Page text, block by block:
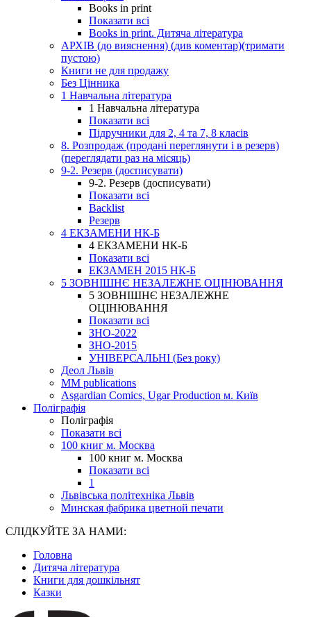
Books in print
Показати всі
Books in print. Дитяча література
АРХІВ (до вияснення) (див коментар)(тримати
пустою)
Книги не для продажу
Без Цінника
1 Навчальна література
1 Навчальна література
Показати всі
Підручники для 2, 4 та 7, 8 класів
8. Розпродаж (продані переглянути і в резерв)
(переглядати раз на місяць)
9-2. Резерв (досписувати)
9-2. Резерв (досписувати)
Показати всі
Backlist
Резерв
4 ЕКЗАМЕНИ НК-Б
4 ЕКЗАМЕНИ НК-Б
Показати всі
ЕКЗАМЕН 2015 НК-Б
5 ЗОВНІШНЄ НЕЗАЛЕЖНЕ ОЦІНЮВАННЯ
5 ЗОВНІШНЄ НЕЗАЛЕЖНЕ
ОЦІНЮВАННЯ
Показати всі
ЗНО-2022
ЗНО-2015
УНІВЕРСАЛЬНІ (Без року)
Деол Львів
MM publications
Asgardian Comics, Ugar Production м. Київ
Поліграфія
Поліграфія
Показати всі
100 книг м. Москва
100 книг м. Москва
Показати всі
1
Львівська політехніка Львів
Минская фабрика цветной печати
СЛІДКУЙТЕ ЗА НАМИ:
Головна
Дитяча література
Книги для дошкільнят
Казки